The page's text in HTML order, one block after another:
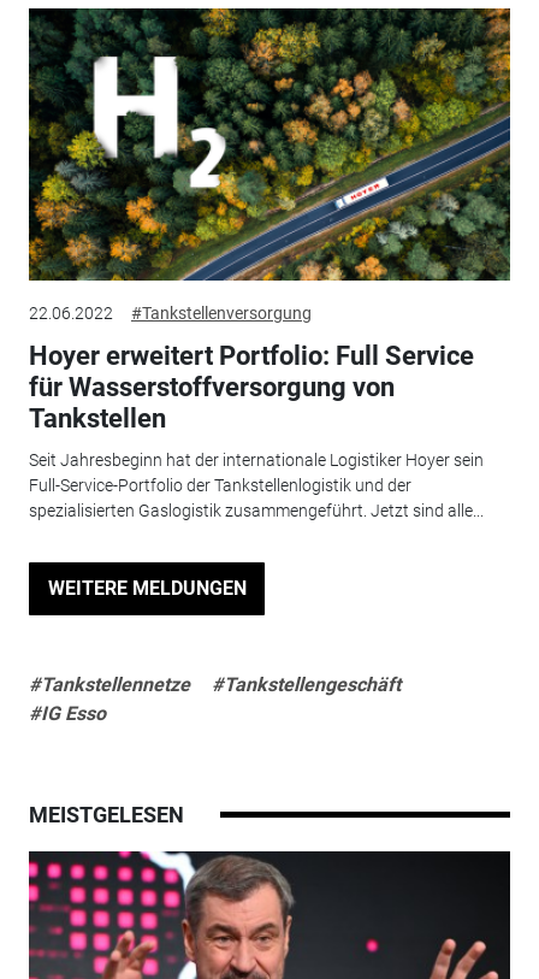
22.06.2022 #Tankstellenversorgung
Hoyer erweitert Portfolio: Full Service
für Wasserstoffversorgung von
Tankstellen
Seit Jahresbeginn hat der internationale Logistiker Hoyer sein
Full-Service-Portfolio der Tankstellenlogistik und der
spezialisierten Gaslogistik zusammengeführt. Jetzt sind alle...
WEITERE MELDUNGEN
#Tankstellennetze
#Tankstellengeschäft
#IG Esso
MEISTGELESEN